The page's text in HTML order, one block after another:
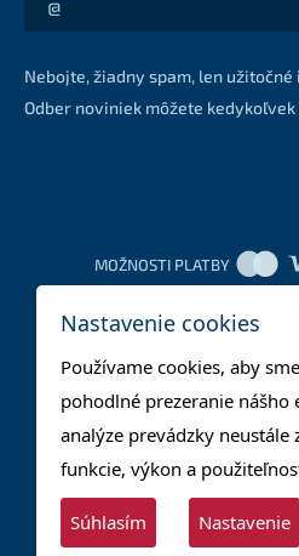
Akcie a zľavy na váš e-mail z prvej
Nebojte, žiadny spam, len
Odber noviniek môžete
MOŽNOSTI PLATBY
Nastavenie cookies
Používame cookies, aby
pohodlné prezeranie nášho
analýze prevádzky neustále
funkcie, výkon a
Súhlasím Nastavenie